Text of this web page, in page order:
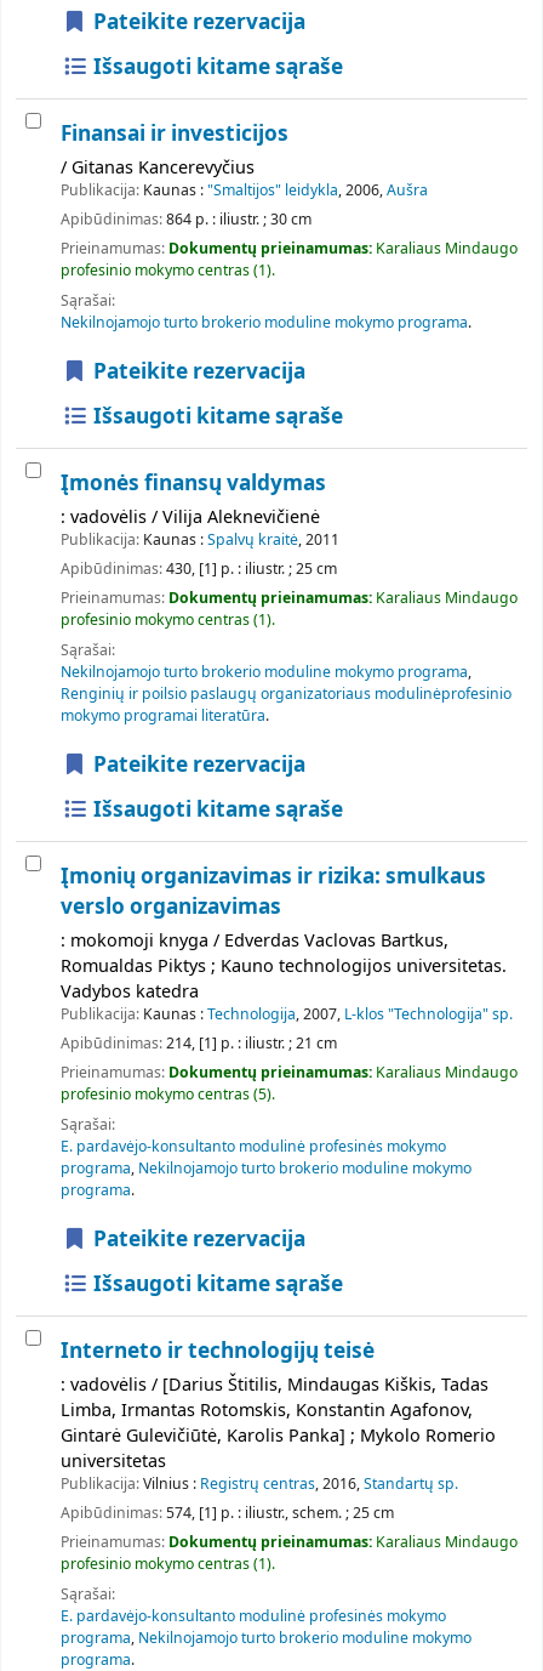
Pateikite rezervacija
Išsaugoti kitame sąraše
Finansai ir investicijos
/ Gitanas Kancerevyčius
Publikacija: Kaunas :"Smaltijos" leidykla, 2006,Aušra
Apibūdinimas:864 p. : iliustr. ; 30 cm
Prieinamumas: Dokumentų prieinamumas: Karaliaus Mindaugo
profesinio mokymo centras(1).
Sąrašai:
Nekilnojamojo turto brokerio moduline mokymo programa.
Pateikite rezervacija
Išsaugoti kitame sąraše
Įmonės finansų valdymas
: vadovėlis / Vilija Aleknevičienė
Publikacija: Kaunas :Spalvų kraitė, 2011
Apibūdinimas:430, [1] p. : iliustr. ; 25 cm
Prieinamumas: Dokumentų prieinamumas: Karaliaus Mindaugo
profesinio mokymo centras(1).
Sąrašai:
Nekilnojamojo turto brokerio moduline mokymo programa,
Renginių ir poilsio paslaugų organizatoriaus modulinėprofesinio
mokymo programai literatūra.
Pateikite rezervacija
Išsaugoti kitame sąraše
Įmonių organizavimas ir rizika: smulkaus
verslo organizavimas
: mokomoji knyga / Edverdas Vaclovas Bartkus,
Romualdas Piktys ; Kauno technologijos universitetas.
Vadybos katedra
Publikacija: Kaunas :Technologija, 2007, L-klos "Technologija" sp.
Apibūdinimas:214, [1] p. : iliustr. ; 21 cm
Prieinamumas: Dokumentų prieinamumas: Karaliaus Mindaugo
profesinio mokymo centras(5).
Sąrašai:
E. pardavėjo-konsultanto modulinė profesinės mokymo
programa, Nekilnojamojo turto brokerio moduline mokymo
programa.
Pateikite rezervacija
Išsaugoti kitame sąraše
Interneto ir technologijų teisė
: vadovėlis / [Darius Štitilis, Mindaugas Kiškis, Tadas
Limba, Irmantas Rotomskis, Konstantin Agafonov,
Gintarė Gulevičiūtė, Karolis Panka] ; Mykolo Romerio
universitetas
Publikacija:Vilnius : Registrų centras, 2016,Standartų sp.
Apibūdinimas:574, [1] p. : iliustr., schem. ; 25 cm
Prieinamumas: Dokumentų prieinamumas: Karaliaus Mindaugo
profesinio mokymo centras(1).
Sąrašai:
E. pardavėjo-konsultanto modulinė profesinės mokymo
programa, Nekilnojamojo turto brokerio moduline mokymo
programa.